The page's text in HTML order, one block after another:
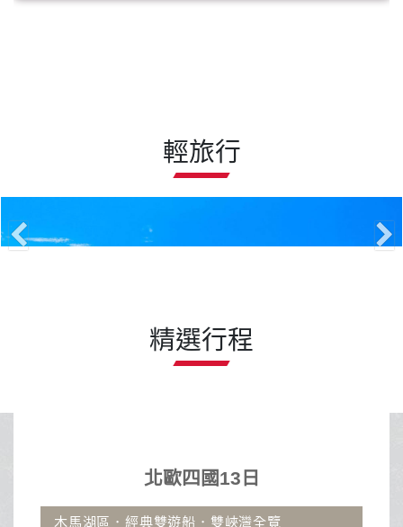
輕旅行
精選行程
北歐四國13日
經典雙遊船．雙峽灣全覽